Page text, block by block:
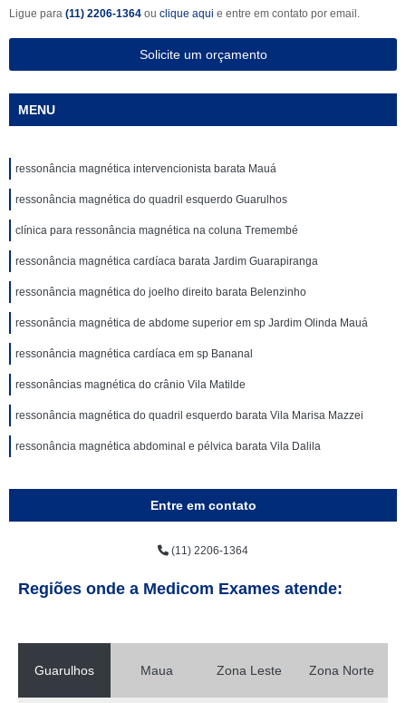
Ligue para (11) 2206-1364 ou clique aqui e entre em contato por email.
Solicite um orçamento
MENU
ressonância magnética intervencionista barata Mauá
ressonância magnética do quadril esquerdo Guarulhos
clínica para ressonância magnética na coluna Tremembé
ressonância magnética cardíaca barata Jardim Guarapiranga
ressonância magnética do joelho direito barata Belenzinho
ressonância magnética de abdome superior em sp Jardim Olinda Mauá
ressonância magnética cardíaca em sp Bananal
ressonâncias magnética do crânio Vila Matilde
ressonância magnética do quadril esquerdo barata Vila Marisa Mazzei
ressonância magnética abdominal e pélvica barata Vila Dalila
Entre em contato
(11) 2206-1364
Regiões onde a Medicom Exames atende:
Guarulhos Maua Zona Leste Zona Norte